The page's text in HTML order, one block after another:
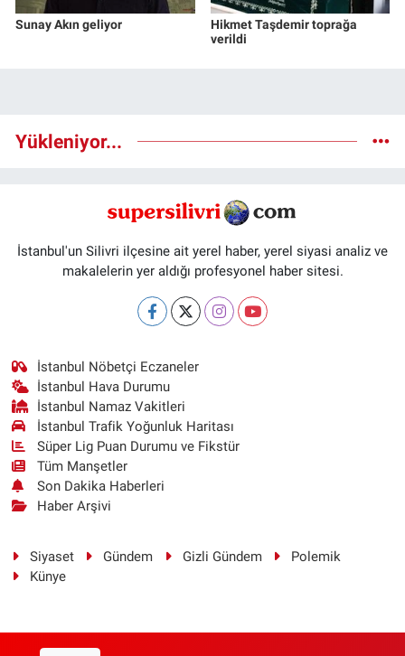
Sunay Akın geliyor
Hikmet Taşdemir toprağa
verildi
Yükleniyor...
İstanbul'un Silivri ilçesine ait yerel haber, yerel siyasi analiz ve
makalelerin yer aldığı profesyonel haber sitesi.
İstanbul Nöbetçi Eczaneler
İstanbul Hava Durumu
İstanbul Namaz Vakitleri
İstanbul Trafik Yoğunluk Haritası
Süper Lig Puan Durumu ve Fikstür
Tüm Manşetler
Son Dakika Haberleri
Haber Arşivi
Siyaset Gündem Gizli Gündem
Polemik
Künye